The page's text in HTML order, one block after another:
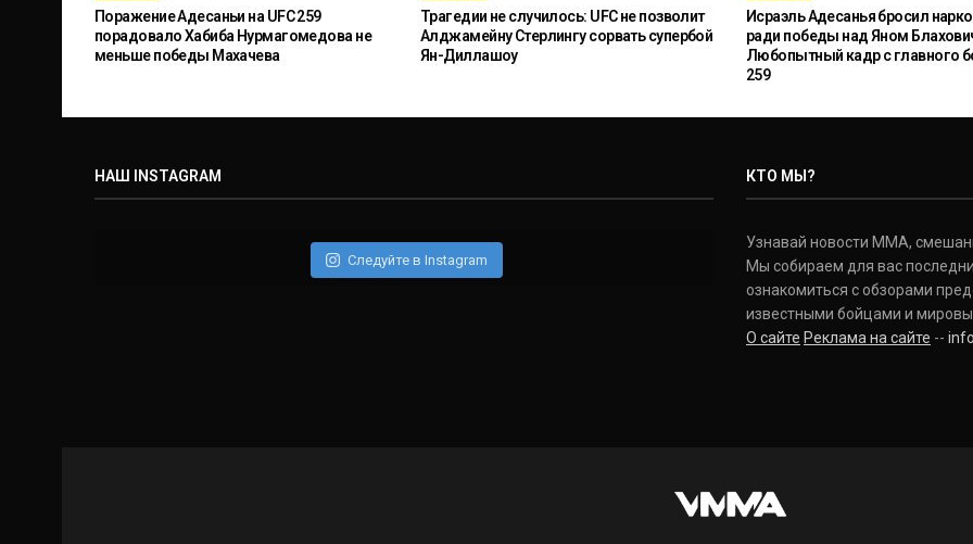
Поражение Адесаньи на UFC 259
порадовало Хабиба Нурмагомедова не
меньше победы Махачева
Трагедии не случилось: UFC не позволит
Алджамейну Стерлингу сорвать супербой
Ян-Диллашоу
Исраэль Адесанья бросил
ради победы над Яном
Любопытный кадр с главного
259
НАШ INSTAGRAM
Следуйте в Instagram
КТО МЫ?
Узнавай новости ММА,
Мы собираем для вас
ознакомиться с обзорами
известными бойцами и
О сайте Реклама на сайте --